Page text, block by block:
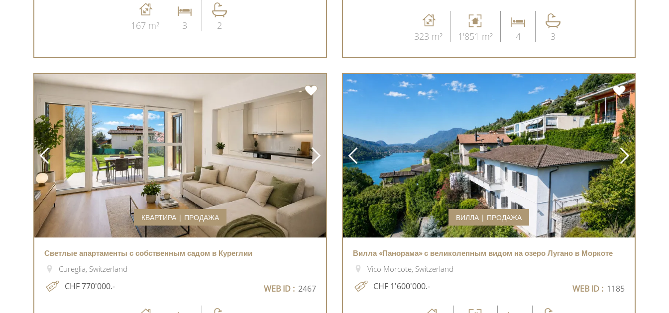
167 m² 3 2
323 m² 1'851 m² 4 3
КВАРТИРА | ПРОДАЖА
Светлые апартаменты с собственным садом в Куреглии
Cureglia, Switzerland
CHF 770'000.- WEB ID : 2467
ВИЛЛА | ПРОДАЖА
Вилла «Панорама» с великолепным видом на озеро Лугано в Моркоте
Vico Morcote, Switzerland
CHF 1'600'000.- WEB ID : 1185